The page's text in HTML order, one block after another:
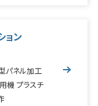
ョン
パネル加工
機 プラスチ